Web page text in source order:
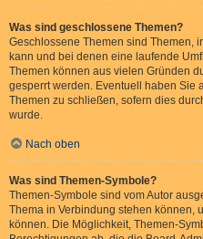
Was sind geschlossene Themen?
Geschlossene Themen sind Themen,
kann und bei denen eine laufende
Themen können aus vielen Gründen
gesperrt werden. Eventuell haben Sie
Themen zu schließen, sofern dies
wurde.
Nach oben
Was sind Themen-Symbole?
Themen-Symbole sind vom Autor
Thema in Verbindung stehen können,
können. Die Möglichkeit, Themen-